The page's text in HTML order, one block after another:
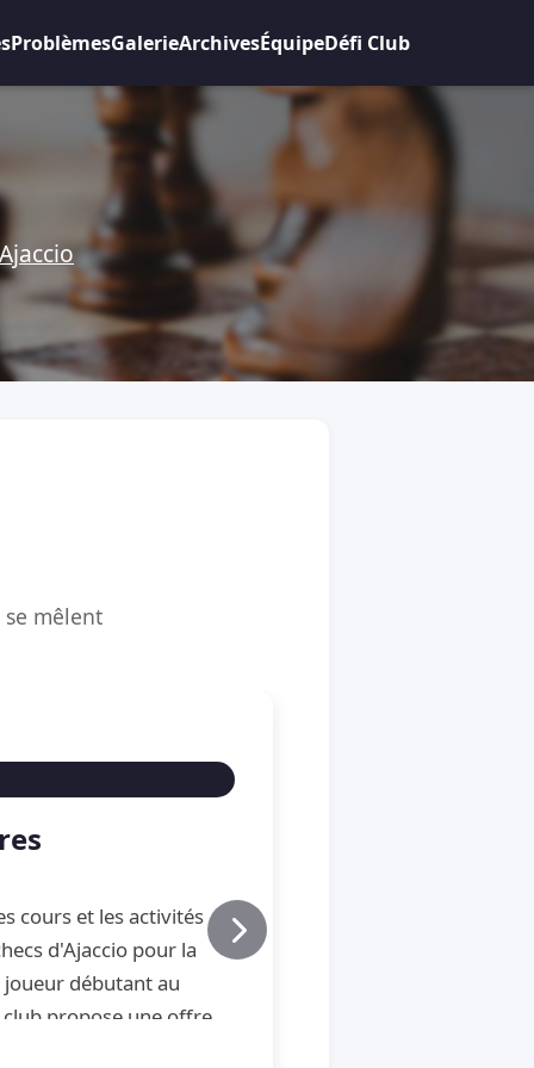
ProblèmesGalerieArchivesÉquipeDéfi Club
mêlent
cours et les activités
d'Ajaccio pour la
débutant au
propose une offre